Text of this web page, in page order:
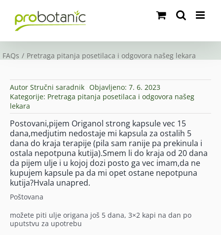
content
FAQs Pretraga pitanja posetilaca i odgovora našeg lekara
Autor Stručni saradnik Objavljeno: 7. 6. 2023
Kategorije: Pretraga pitanja posetilaca i odgovora našeg
lekara
Postovani,pijem Origanol strong kapsule vec 15
dana,medjutim nedostaje mi kapsula za ostalih 5
dana do kraja terapije (pila sam ranije pa prekinula i
ostala nepotpuna kutija).Smem li do kraja od 20 dana
da pijem ulje i u kojoj dozi posto ga vec imam,da ne
kupujem kapsule pa da mi opet ostane nepotpuna
kutija?Hvala unapred.
Poštovana
možete piti ulje origana još 5 dana, 3×2 kapi na dan po
uputstvu za upotrebu